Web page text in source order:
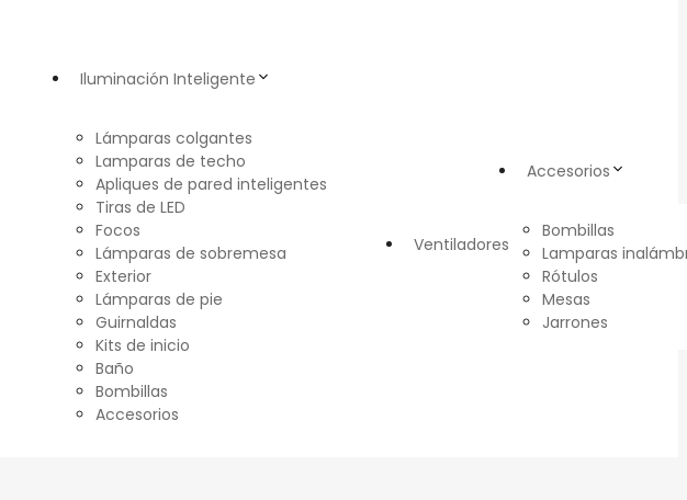
Iluminación Inteligente
Lámparas colgantes
Lamparas de techo
Apliques de pared inteligentes
Tiras de LED
Focos
Lámparas de sobremesa
Exterior
Lámparas de pie
Guirnaldas
Kits de inicio
Baño
Bombillas
Accesorios
Ventiladores
Accesorios
Bombillas
Lamparas
Rótulos
Mesas
Jarrones